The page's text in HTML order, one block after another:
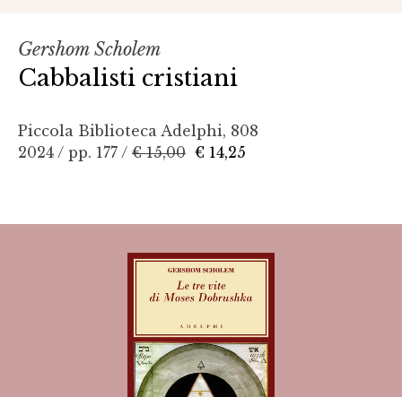
Gershom Scholem
Cabbalisti cristiani
Piccola Biblioteca Adelphi, 808
2024 / pp. 177 / € 15,00 € 14,25